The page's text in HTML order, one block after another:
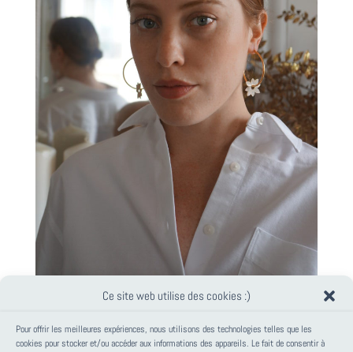
Ce site web utilise des cookies :)
Pour offrir les meilleures expériences, nous utilisons des technologies telles que les
cookies pour stocker et/ou accéder aux informations des appareils. Le fait de consentir à